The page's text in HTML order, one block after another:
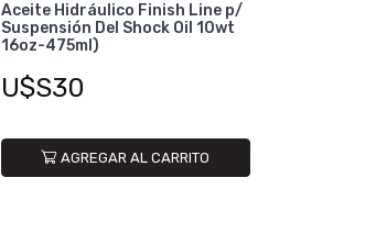
Aceite Hidráulico Finish Line p/
Suspensión Del Shock Oil 10wt
16oz-475ml)
U$S30
AGREGAR AL CARRITO